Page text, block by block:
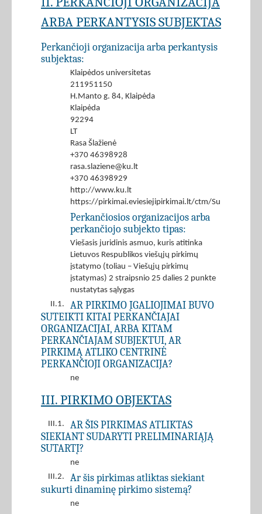
ARBA PERKANTYSIS SUBJEKTAS
Perkančioji organizacija arba perkantysis
subjektas:
Klaipėdos universitetas
211951150
H.Manto g. 84, Klaipėda
Klaipėda
92294
LT
Rasa Šlažienė
+370 46398928
rasa.slaziene@ku.lt
+370 46398929
http://www.ku.lt
https://pirkimai.eviesiejipirkimai.lt/ctm/Supplier/
Perkančiosios organizacijos arba
perkančiojo subjekto tipas:
Viešasis juridinis asmuo, kuris atitinka
Lietuvos Respublikos viešųjų pirkimų
įstatymo (toliau – Viešųjų pirkimų
įstatymas) 2 straipsnio 25 dalies 2 punkte
nustatytas sąlygas
II.1.
AR PIRKIMO ĮGALIOJIMAI BUVO
SUTEIKTI KITAI PERKANČIAJAI
ORGANIZACIJAI, ARBA KITAM
PERKANČIAJAM SUBJEKTUI, AR
PIRKIMĄ ATLIKO CENTRINĖ
PERKANČIOJI ORGANIZACIJA?
ne
III. PIRKIMO OBJEKTAS
III.1.
AR ŠIS PIRKIMAS ATLIKTAS
SIEKIANT SUDARYTI PRELIMINARIĄJĄ
SUTARTĮ?
ne
III.2.
Ar šis pirkimas atliktas siekiant
sukurti dinaminę pirkimo sistemą?
ne